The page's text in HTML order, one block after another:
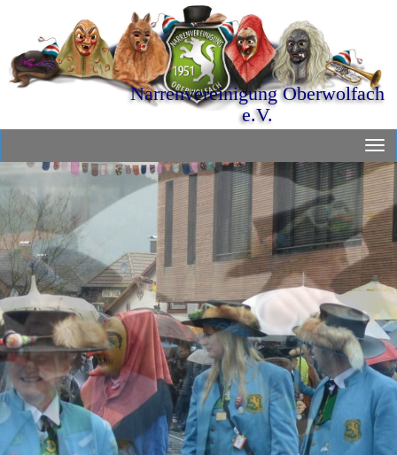
Narrenvereinigung Oberwolfach
e.V.